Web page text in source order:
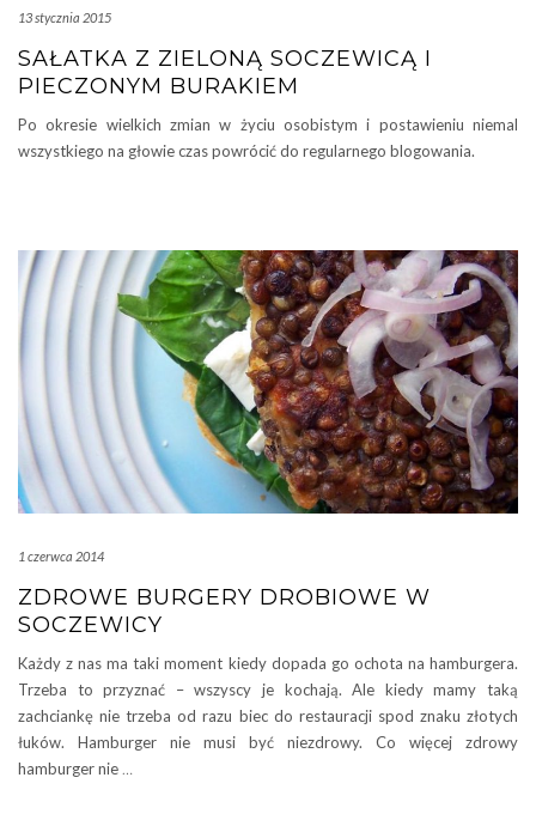
13 stycznia 2015
SAŁATKA Z ZIELONĄ SOCZEWICĄ I
PIECZONYM BURAKIEM
Po okresie wielkich zmian w życiu osobistym i postawieniu niemal
wszystkiego na głowie czas powrócić do regularnego blogowania.
1 czerwca 2014
ZDROWE BURGERY DROBIOWE W
SOCZEWICY
Każdy z nas ma taki moment kiedy dopada go ochota na hamburgera.
Trzeba to przyznać – wszyscy je kochają. Ale kiedy mamy taką
zachciankę nie trzeba od razu biec do restauracji spod znaku złotych
łuków. Hamburger nie musi być niezdrowy. Co więcej zdrowy
hamburger nie …